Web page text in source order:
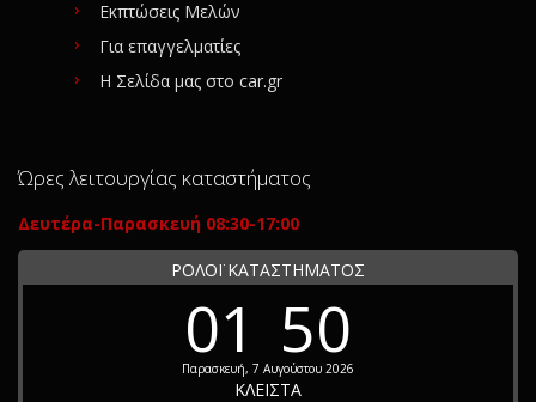
Εκπτώσεις Μελών
Για επαγγελματίες
Η Σελίδα μας στο car.gr
Ώρες λειτουργίας καταστήματος
Δευτέρα-Παρασκευή 08:30-17:00
ΡΟΛΟΪ ΚΑΤΑΣΤΗΜΑΤΟΣ
01 50
Παρασκευή, 7 Αυγούστου 2026
ΚΛΕΙΣΤΑ